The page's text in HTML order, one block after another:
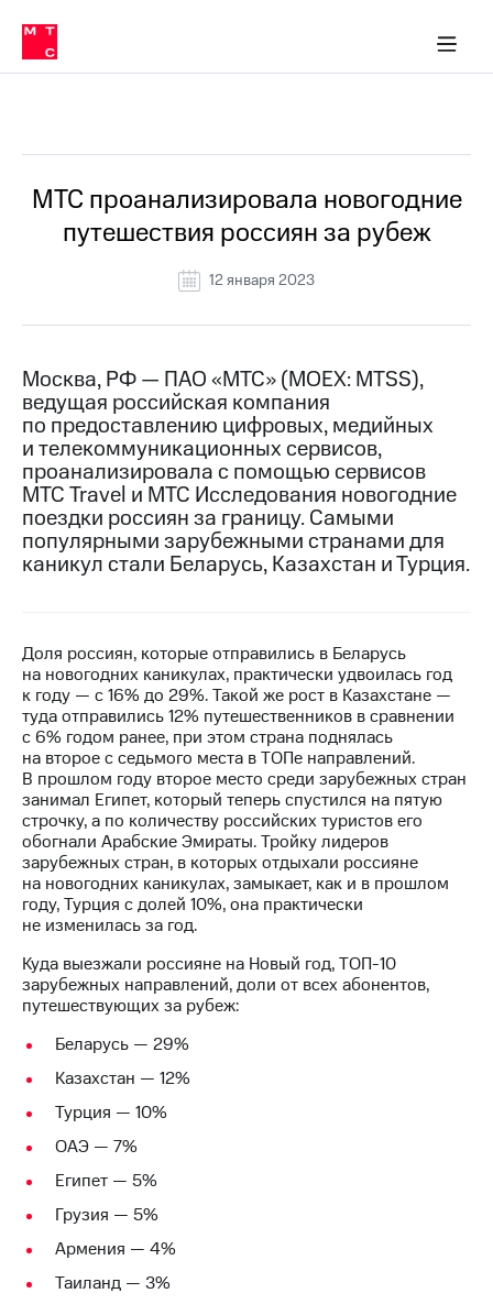
Медиа-центр
и акционерам
Устойчивое развитие
Комплаенс и деловая этика
компании
Карьера
История
компании
Руководство
Контакты
Медиа-центр
Пресс-
релизы
МТС
о технологиях
Финансовая
отчетность
Контакты
Новости
в
регионе
и акционерам
Корпоративное
управление
секретарь
Раскрытие
информации
Информация
акционерам
Документы
"МТС"
Собрания
акционеров
Личный
акционера
Акционерный
капитал
Контроль
в МТС
Пресс-
релизы
о технологиях
МТС проанализировала новогодние
путешествия россиян за рубеж
12 января 2023
Москва, РФ — ПАО «МТС» (MOEX: MTSS),
ведущая российская компания
по предоставлению цифровых, медийных
и телекоммуникационных сервисов,
проанализировала с помощью сервисов
МТС Travel и МТС Исследования новогодние
поездки россиян за границу. Самыми
популярными зарубежными странами для
каникул стали Беларусь, Казахстан и Турция.
Доля россиян, которые отправились в Беларусь
на новогодних каникулах, практически удвоилась год
к году — с 16% до 29%. Такой же рост в Казахстане —
туда отправились 12% путешественников в сравнении
с 6% годом ранее, при этом страна поднялась
на второе с седьмого места в ТОПе направлений.
В прошлом году второе место среди зарубежных стран
занимал Египет, который теперь спустился на пятую
строчку, а по количеству российских туристов его
обогнали Арабские Эмираты. Тройку лидеров
зарубежных стран, в которых отдыхали россияне
на новогодних каникулах, замыкает, как и в прошлом
году, Турция с долей 10%, она практически
не изменилась за год.
Куда выезжали россияне на Новый год, ТОП-10
зарубежных направлений, доли от всех абонентов,
путешествующих за рубеж:
Беларусь — 29%
Казахстан — 12%
Турция — 10%
ОАЭ — 7%
Египет — 5%
Грузия — 5%
Армения — 4%
Таиланд — 3%